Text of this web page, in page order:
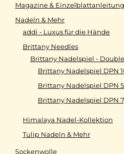
Magazine &
Nadeln & Mehr
addi - Luxus für die Hände
Brittany Needles
Brittany Nadelspiel -
Brittany Nadelspiel DPN
Brittany Nadelspiel DPN
Brittany Nadelspiel DPN
Himalaya Nadel-Kollektion
Tulip Nadeln & Mehr
Sockenwolle